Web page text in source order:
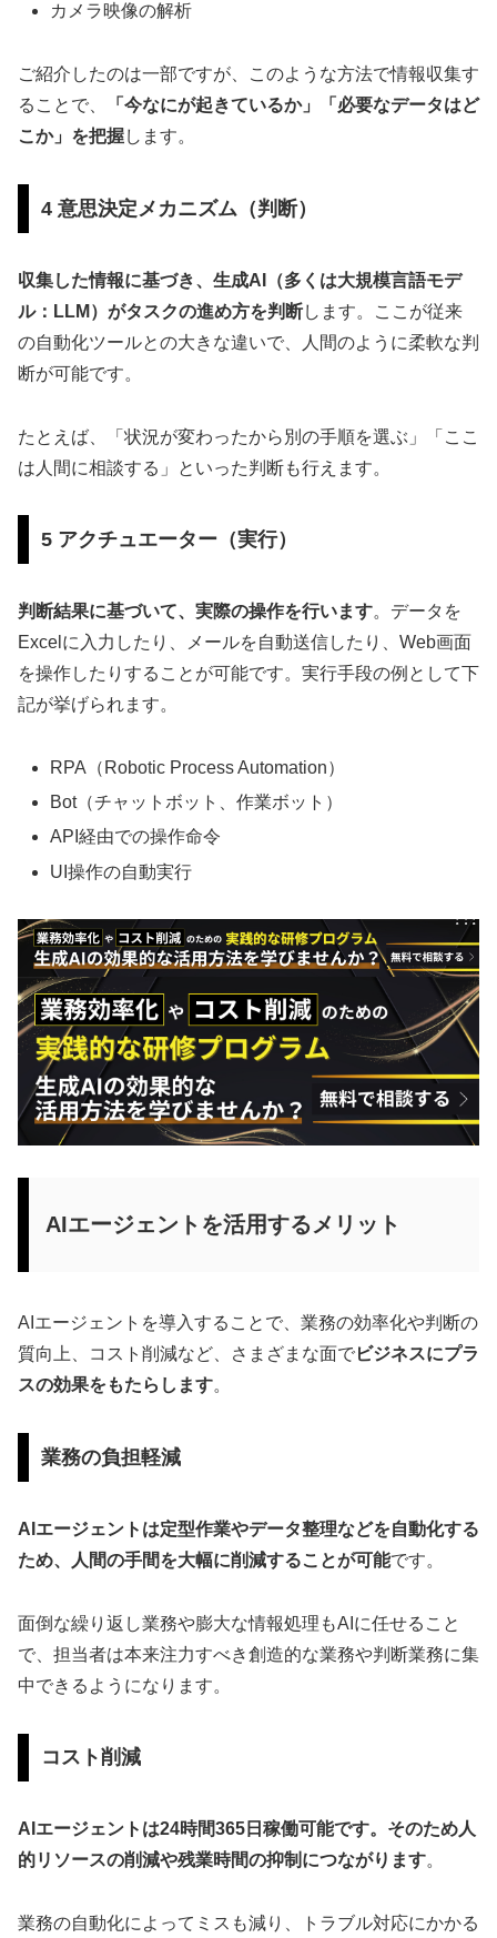
カメラ映像の解析
ご紹介したのは一部ですが、このような方法で情報収集す
ることで、
「今なにが起きているか」「必要なデータはど
こか」を把握します。
4 意思決定メカニズム（判断）
収集した情報に基づき、生成AI（多くは大規模言語モデ
ル：LLM）がタスクの進め方を判断します。ここが従来
の自動化ツールとの大きな違いで、人間のように柔軟な判
断が可能です。
たとえば、「状況が変わったから別の手順を選ぶ」「ここ
は人間に相談する」といった判断も行えます。
5 アクチュエーター（実行）
判断結果に基づいて、実際の操作を行います。データを
Excelに入力したり、メールを自動送信したり、Web画面
を操作したりすることが可能です。実行手段の例として下
記が挙げられます。
RPA（Robotic Process Automation）
Bot（チャットボット、作業ボット）
API経由での操作命令
UI操作の自動実行
AIエージェントを活用するメリット
AIエージェントを導入することで、業務の効率化や判断の
質向上、コスト削減など、さまざまな面でビジネスにプラ
スの効果をもたらします。
業務の負担軽減
AIエージェントは定型作業やデータ整理などを自動化する
ため、人間の手間を大幅に削減することが可能です。
面倒な繰り返し業務や膨大な情報処理もAIに任せること
で、担当者は本来注力すべき創造的な業務や判断業務に集
中できるようになります。
コスト削減
AIエージェントは24時間365日稼働可能です。そのため人
的リソースの削減や残業時間の抑制につながります。
業務の自動化によってミスも減り、トラブル対応にかかる